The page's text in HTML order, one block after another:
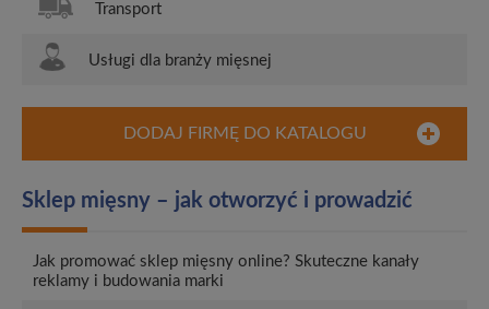
Transport
Usługi dla branży mięsnej
DODAJ FIRMĘ DO KATALOGU
Sklep mięsny – jak otworzyć i prowadzić
Jak promować sklep mięsny online? Skuteczne kanały
reklamy i budowania marki